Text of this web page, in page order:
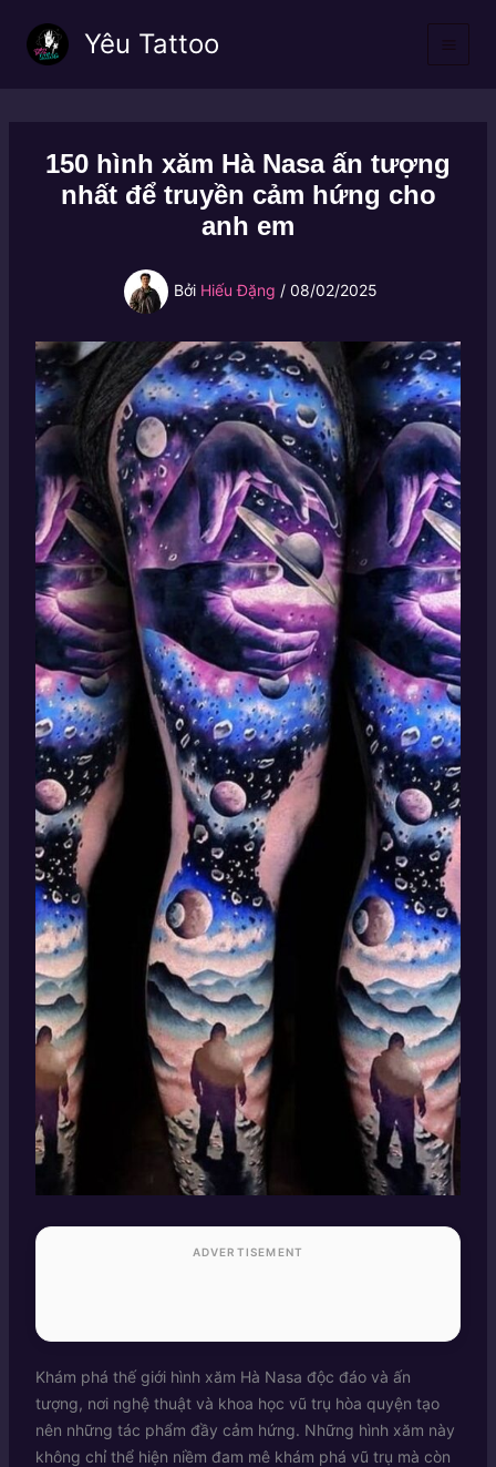
Yêu Tattoo
150 hình xăm Hà Nasa ấn tượng
nhất để truyền cảm hứng cho
anh em
Bởi Hiếu Đặng / 08/02/2025
ADVERTISEMENT
Khám phá thế giới hình xăm Hà Nasa độc đáo và ấn
tượng, nơi nghệ thuật và khoa học vũ trụ hòa quyện tạo
nên những tác phẩm đầy cảm hứng. Những hình xăm này
không chỉ thể hiện niềm đam mê khám phá vũ trụ mà còn